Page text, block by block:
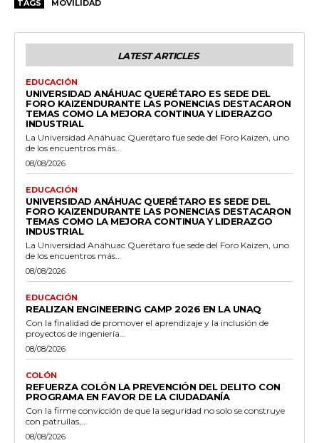
TAGS MOVILIDAD
LATEST ARTICLES
EDUCACIÓN
UNIVERSIDAD ANÁHUAC QUERÉTARO ES SEDE DEL
FORO KAIZENDURANTE LAS PONENCIAS DESTACARON
TEMAS COMO LA MEJORA CONTINUA Y LIDERAZGO
INDUSTRIAL
La Universidad Anáhuac Querétaro fue sede del Foro Kaizen, uno
de los encuentros más...
08/08/2026
EDUCACIÓN
UNIVERSIDAD ANÁHUAC QUERÉTARO ES SEDE DEL
FORO KAIZENDURANTE LAS PONENCIAS DESTACARON
TEMAS COMO LA MEJORA CONTINUA Y LIDERAZGO
INDUSTRIAL
La Universidad Anáhuac Querétaro fue sede del Foro Kaizen, uno
de los encuentros más...
08/08/2026
EDUCACIÓN
REALIZAN ENGINEERING CAMP 2026 EN LA UNAQ
Con la finalidad de promover el aprendizaje y la inclusión de
proyectos de ingeniería...
08/08/2026
COLÓN
REFUERZA COLÓN LA PREVENCIÓN DEL DELITO CON
PROGRAMA EN FAVOR DE LA CIUDADANÍA
Con la firme convicción de que la seguridad no solo se construye
con patrullas,...
08/08/2026